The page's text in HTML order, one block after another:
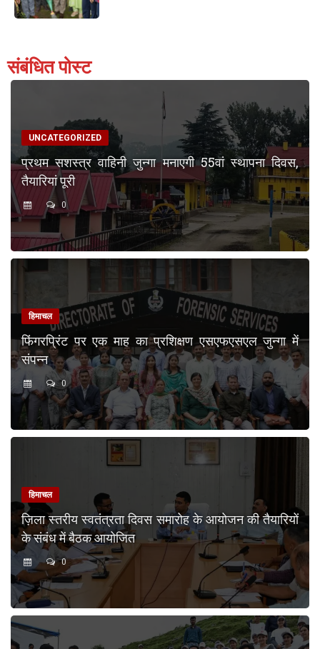
संबंधित पोस्ट
UNCATEGORIZED
प्रथम सशस्त्र वाहिनी जुन्गा मनाएगी 55वां स्थापना दिवस,
तैयारियां पूरी
0
हिमाचल
फिंगरप्रिंट पर एक माह का प्रशिक्षण एसएफएसएल जुन्गा में
संपन्न
0
हिमाचल
ज़िला स्तरीय स्वतंत्रता दिवस समारोह के आयोजन की तैयारियों
के संबंध में बैठक आयोजित
0